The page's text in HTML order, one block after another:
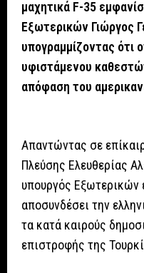
μαχητικά F-35
Εξωτερικών Γιώργος
υπογραμμίζοντας ότι
υφιστάμενου
απόφαση του
Απαντώντας σε
Πλεύσης Ελευθερίας
υπουργός Εξωτερικών
αποσυνδέσει την
τα κατά καιρούς
επιστροφής της